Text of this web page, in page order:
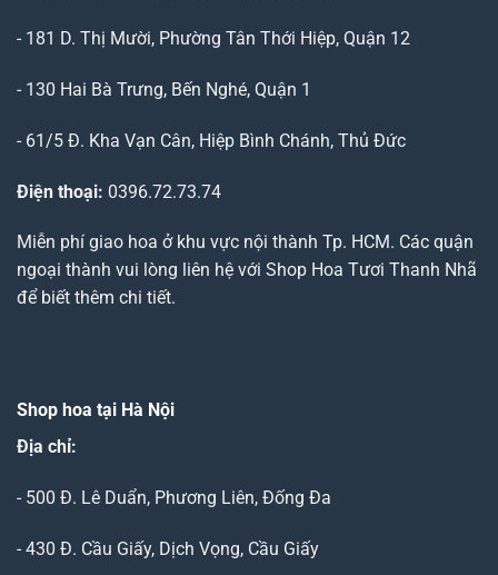
- 181 D. Thị Mười, Phường Tân Thới Hiệp, Quận 12
- 130 Hai Bà Trưng, Bến Nghé, Quận 1
- 61/5 Đ. Kha Vạn Cân, Hiệp Bình Chánh, Thủ Đức
Điện thoại: 0396.72.73.74
Miễn phí giao hoa ở khu vực nội thành Tp. HCM. Các quận
ngoại thành vui lòng liên hệ với Shop Hoa Tươi Thanh Nhã
để biết thêm chi tiết.
Shop hoa tại Hà Nội
Địa chỉ:
- 500 Đ. Lê Duẩn, Phương Liên, Đống Đa
- 430 Đ. Cầu Giấy, Dịch Vọng, Cầu Giấy